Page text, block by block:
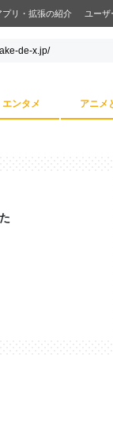
プリ・拡張の紹介 ユー
エンタメ アニメ